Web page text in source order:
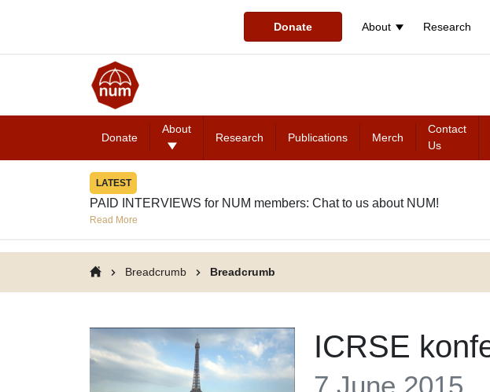
Donate About Research
Donate
About
Research Publications Merch
Contact
Us
LATEST
PAID INTERVIEWS for NUM members: Chat to us about NUM!
Read More
Breadcrumb Breadcrumb
ICRSE
7 June 2015